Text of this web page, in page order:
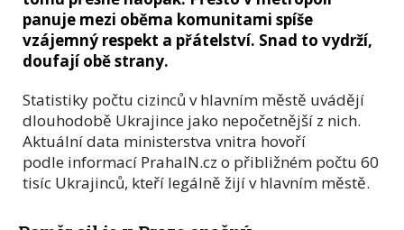
panuje mezi oběma komunitami spíše
vzájemný respekt a přátelství. Snad to vydrží,
doufají obě strany.
Statistiky počtu cizinců v hlavním městě uvádějí
dlouhodobě Ukrajince jako nepočetnější z nich.
Aktuální data ministerstva vnitra hovoří
podle informací PrahaIN.cz o přibližném počtu 60
tisíc Ukrajinců, kteří legálně žijí v hlavním městě.